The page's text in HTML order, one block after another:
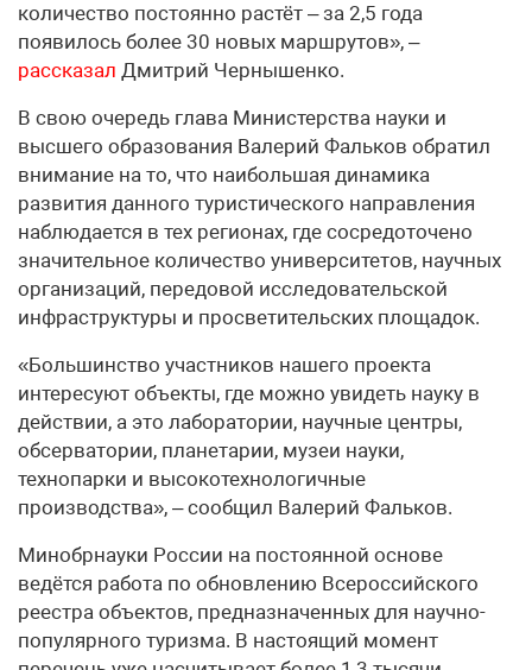
количество постоянно растёт – за 2,5 года
появилось более 30 новых маршрутов», –
рассказал Дмитрий Чернышенко.
В свою очередь глава Министерства науки и
высшего образования Валерий Фальков обратил
внимание на то, что наибольшая динамика
развития данного туристического направления
наблюдается в тех регионах, где сосредоточено
значительное количество университетов, научных
организаций, передовой исследовательской
инфраструктуры и просветительских площадок.
«Большинство участников нашего проекта
интересуют объекты, где можно увидеть науку в
действии, а это лаборатории, научные центры,
обсерватории, планетарии, музеи науки,
технопарки и высокотехнологичные
производства», – сообщил Валерий Фальков.
Минобрнауки России на постоянной основе
ведётся работа по обновлению Всероссийского
реестра объектов, предназначенных для научно-
популярного туризма. В настоящий момент